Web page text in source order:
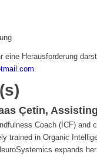
eine Herausforderung
Çetin,
Coach (ICF) and
trained in Organic
expands